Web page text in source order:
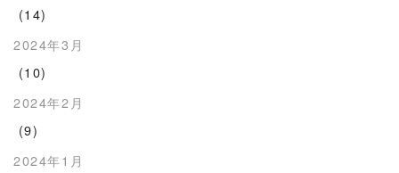
(14)
2024年3月
(10)
2024年2月
(9)
2024年1月